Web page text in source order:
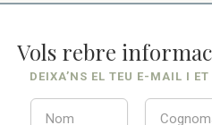
Vols rebre
DEIXA’NS EL TEU E-MAIL I